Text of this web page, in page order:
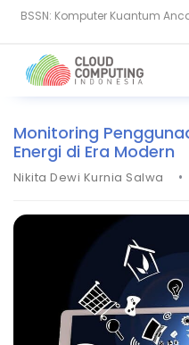
Serangan Siber
Kaspersky: AI dan
Monitoring
Energi di Era Modern
Nikita Dewi Kurnia Salwa •